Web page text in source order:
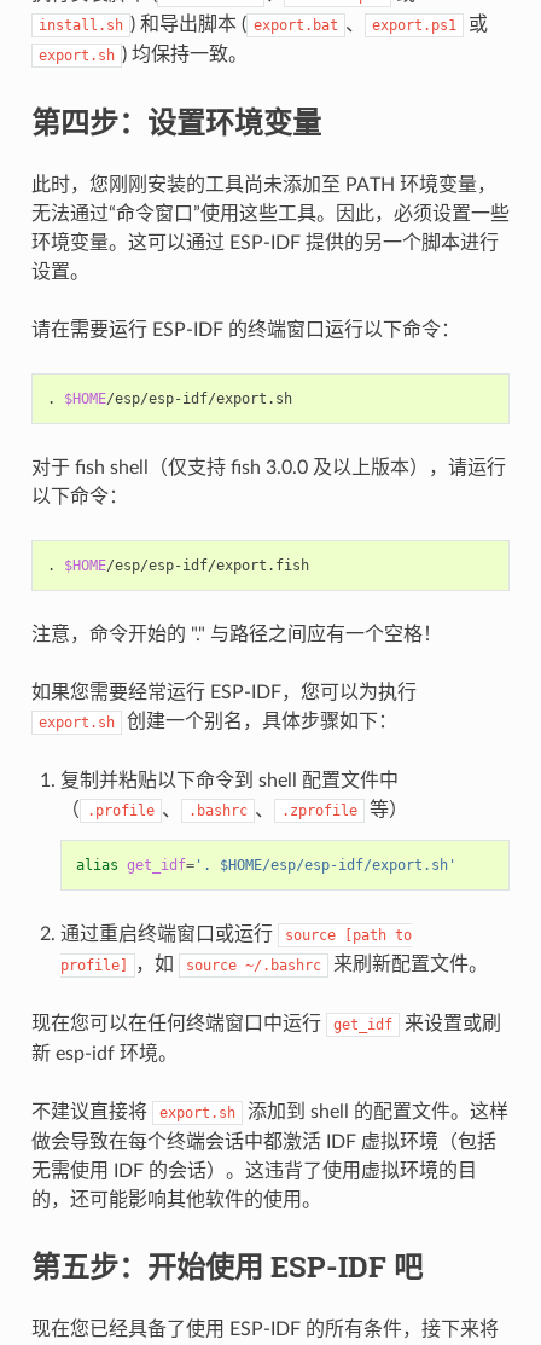
install.sh ) 和导出脚本 ( export.bat 、 export.ps1 或
export.sh ) 均保持一致。
第四步：设置环境变量
此时，您刚刚安装的工具尚未添加至 PATH 环境变量，
无法通过“命令窗口”使用这些工具。因此，必须设置一些
环境变量。这可以通过 ESP-IDF 提供的另一个脚本进行
设置。
请在需要运行 ESP-IDF 的终端窗口运行以下命令：
. $HOME /esp/esp-idf/export.sh
对于 fish shell（仅支持 fish 3.0.0 及以上版本），请运行
以下命令：
. $HOME /esp/esp-idf/export.fish
注意，命令开始的 "." 与路径之间应有一个空格！
如果您需要经常运行 ESP-IDF，您可以为执行
export.sh 创建一个别名，具体步骤如下：
复制并粘贴以下命令到 shell 配置文件中
（
.profile 、 .bashrc 、 .zprofile 等）
alias get_idf='. $HOME/esp/esp-idf/export.sh'
通过重启终端窗口或运行 source [path to
profile]
，如 source ~/.bashrc 来刷新配置文件。
现在您可以在任何终端窗口中运行 get_idf
来设置或刷
新 esp-idf 环境。
不建议直接将 export.sh
添加到 shell 的配置文件。这样
做会导致在每个终端会话中都激活 IDF 虚拟环境（包括
无需使用 IDF 的会话）。这违背了使用虚拟环境的目
的，还可能影响其他软件的使用。
第五步：开始使用 ESP-IDF 吧
现在您已经具备了使用 ESP-IDF 的所有条件，接下来将